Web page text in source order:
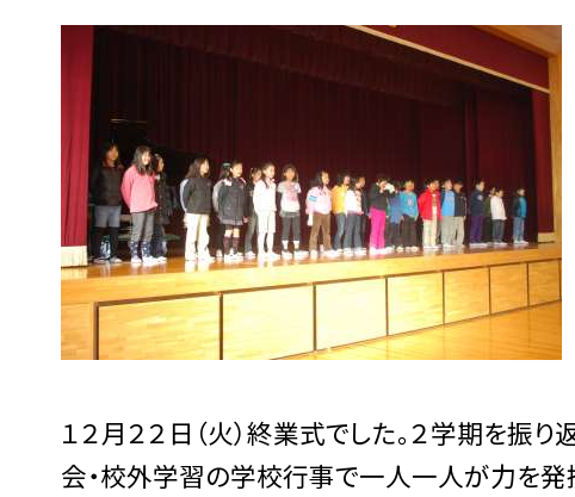
１２月２２日（火）終業式でした。２学期を振
会・校外学習の学校行事で一人一人が力を発